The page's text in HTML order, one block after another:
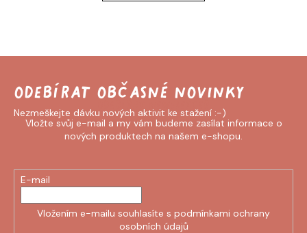
Vložte svůj e-mail a my vám budeme zasílat informace o
nových produktech na našem e-shopu.
E-mail
Vložením e-mailu souhlasíte s podmínkami ochrany
osobních údajů